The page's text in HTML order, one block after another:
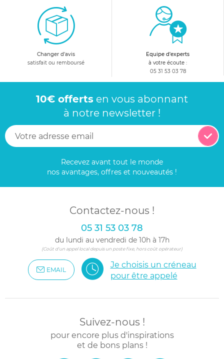
Changer d'avis
satisfait ou remboursé
Equipe d'experts
à votre écoute :
05 31 53 03 78
10€ offerts en vous abonnant
à notre newsletter !
Recevez avant tout le monde
nos avantages, offres et nouveautés !
Contactez-nous !
05 31 53 03 78
du lundi au vendredi de 10h à 17h
(Coût d'un appel local depuis un poste fixe, hors coût opérateur)
EMAIL
Je choisis un créneau
pour être appelé
Suivez-nous !
pour encore plus d'inspirations
et de bons plans !